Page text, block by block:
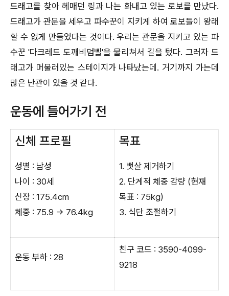
드래고를 찾아 헤매던 링과 나는 화내고 있는 로보를 만났다.
드래고가 관문을 세우고 파수꾼이 지키게 하여 로보들이 왕래
할 수 없게 만들었다는 것이다. 우리는 관문을 지키고 있는 파
수꾼 '다크레드 도깨비덤벨'을 물리쳐서 길을 텄다. 그러자 드
래고가 머물러있는 스테이지가 나타났는데. 거기까지 가는데
많은 난관이 있을 것 같다.
운동에 들어가기 전
신체 프로필
성별 : 남성
나이 : 30세
신장 : 175.4cm
체중 : 75.9 → 76.4kg
목표
1. 뱃살 제거하기
2. 단계적 체중 감량 (현재
목표 : 75kg)
3. 식단 조절하기
운동 부하 : 28
친구 코드 : 3590-4099-
9218